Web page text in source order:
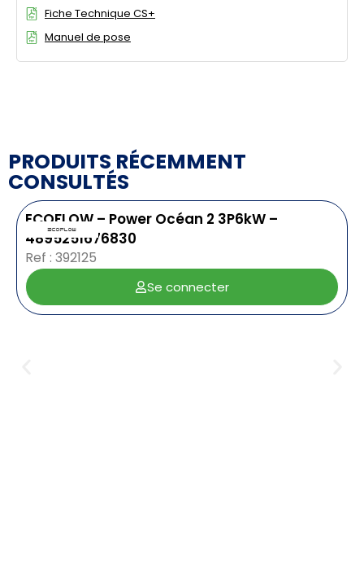
Fiche Technique CS+
Manuel de pose
PRODUITS RÉCEMMENT
CONSULTÉS
ECOFLOW – Power Océan 2 3P6kW –
4895251676830
Ref : 392125
Se connecter